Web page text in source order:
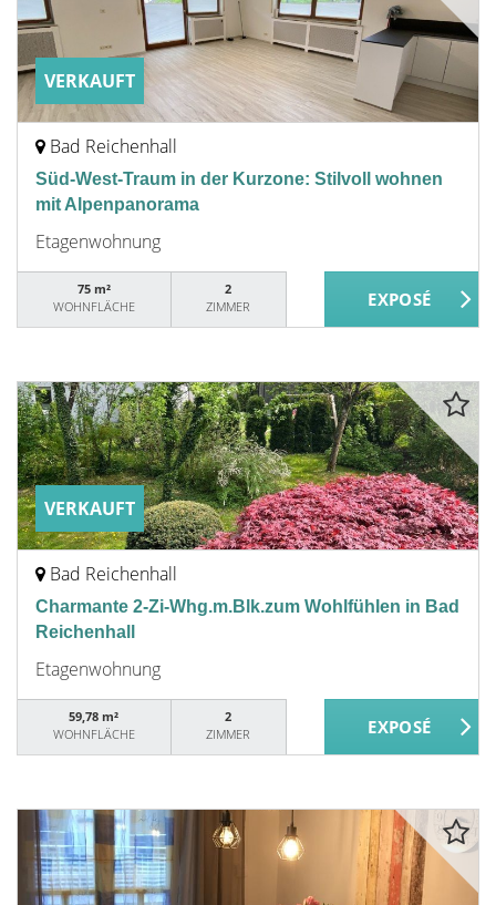
VERKAUFT
Bad Reichenhall
Süd-West-Traum in der Kurzone: Stilvoll wohnen
mit Alpenpanorama
Etagenwohnung
75 m²
WOHNFLÄCHE
2
ZIMMER
VERKAUFT
Bad Reichenhall
Charmante 2-Zi-Whg.m.Blk.zum Wohlfühlen in Bad
Reichenhall
Etagenwohnung
59,78 m²
WOHNFLÄCHE
2
ZIMMER